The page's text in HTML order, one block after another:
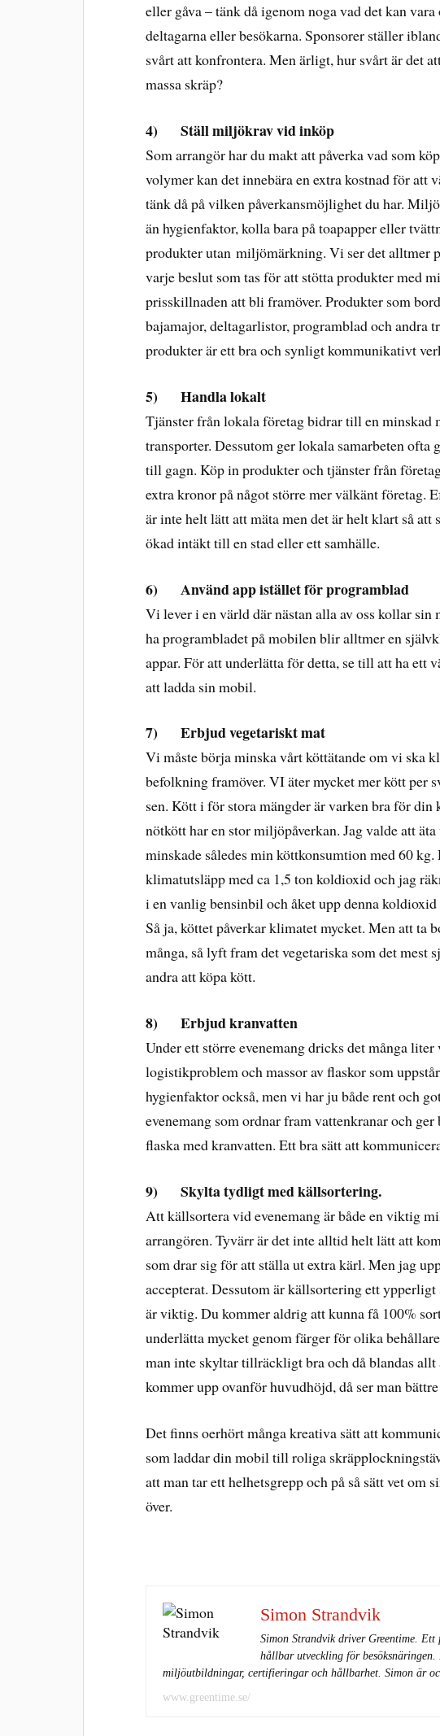
eller gåva – tänk då igenom noga vad det kan
deltagarna eller besökarna. Sponsorer ställer
svårt att konfrontera. Men ärligt, hur svårt är det
massa skräp?
4) Ställ miljökrav vid inköp
Som arrangör har du makt att påverka vad som
volymer kan det innebära en extra kostnad för att
tänk då på vilken påverkansmöjlighet du har.
än hygienfaktor, kolla bara på toapapper eller
produkter utan miljömärkning. Vi ser det alltmer
varje beslut som tas för att stötta produkter med
prisskillnaden att bli framöver. Produkter som
bajamajor, deltagarlistor, programblad och
produkter är ett bra och synligt kommunikativt
5) Handla lokalt
Tjänster från lokala företag bidrar till en minskad
transporter. Dessutom ger lokala samarbeten
till gagn. Köp in produkter och tjänster från
extra kronor på något större mer välkänt företag.
är inte helt lätt att mäta men det är helt klart så
ökad intäkt till en stad eller ett samhälle.
6) Använd app istället för programblad
Vi lever i en värld där nästan alla av oss kollar
ha programbladet på mobilen blir alltmer en
appar. För att underlätta för detta, se till att ha ett
att ladda sin mobil.
7) Erbjud vegetariskt mat
Vi måste börja minska vårt köttätande om vi ska
befolkning framöver. VI äter mycket mer kött per
sen. Kött i för stora mängder är varken bra för
nötkött har en stor miljöpåverkan. Jag valde att
minskade således min köttkonsumtion med 60
klimatutsläpp med ca 1,5 ton koldioxid och jag
i en vanlig bensinbil och åket upp denna
Så ja, köttet påverkar klimatet mycket. Men att ta
många, så lyft fram det vegetariska som det
andra att köpa kött.
8) Erbjud kranvatten
Under ett större evenemang dricks det många
logistikproblem och massor av flaskor som
hygienfaktor också, men vi har ju både rent och
evenemang som ordnar fram vattenkranar och
flaska med kranvatten. Ett bra sätt att
9) Skylta tydligt med källsortering.
Att källsortera vid evenemang är både en viktig
arrangören. Tyvärr är det inte alltid helt lätt att
som drar sig för att ställa ut extra kärl. Men jag
accepterat. Dessutom är källsortering ett
är viktig. Du kommer aldrig att kunna få 100%
underlätta mycket genom färger för olika
man inte skyltar tillräckligt bra och då blandas
kommer upp ovanför huvudhöjd, då ser man
Det finns oerhört många kreativa sätt att
som laddar din mobil till roliga
att man tar ett helhetsgrepp och på så sätt vet om
över.
Simon Strandvik
Simon Strandvik driver Greentime.
hållbar utveckling för
miljöutbildningar, certifieringar och hållbarhet. Simon är
www.greentime.se/